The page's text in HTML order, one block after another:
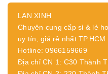
LAN XINH
Chuyên cung cấp sỉ & lẻ
uy tín, giá rẻ nhất TP.HCM
Hotline: 0966159669
Địa chỉ CN 1: C30 Thành